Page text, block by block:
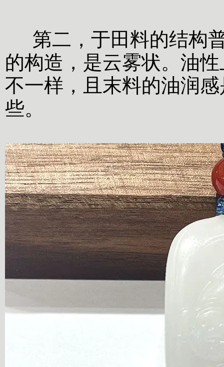
第二，于田料的结构
的构造，是云雾状。油
不一样，且末料的油润
些。